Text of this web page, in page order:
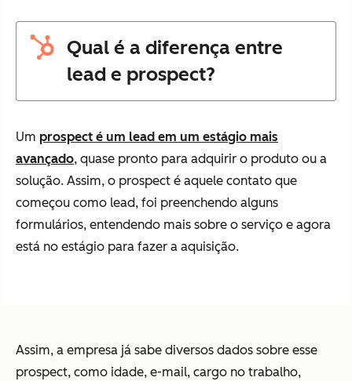
Qual é a diferença entre
lead e prospect?
Um prospect é um lead em um estágio mais
avançado, quase pronto para adquirir o produto ou a
solução. Assim, o prospect é aquele contato que
começou como lead, foi preenchendo alguns
formulários, entendendo mais sobre o serviço e agora
está no estágio para fazer a aquisição.
Assim, a empresa já sabe diversos dados sobre esse
prospect, como idade, e-mail, cargo no trabalho,